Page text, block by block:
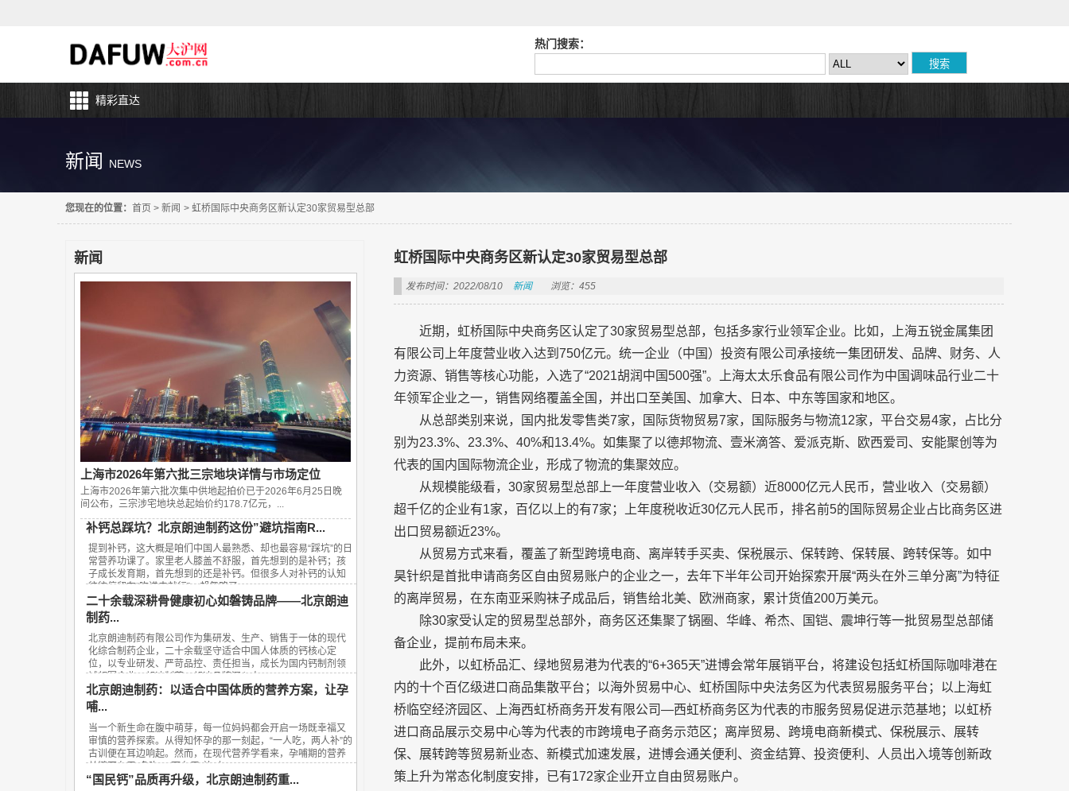
热门搜索：
精彩直达
新闻 NEWS
您现在的位置： 首页 > 新闻 > 虹桥国际中央商务区新认定30家贸易型总部
新闻
上海市2026年第六批三宗地块详情与市场定位
上海市2026年第六批次集中供地起拍价已于2026年6月25日晚
间公布，‌三宗涉宅地块总起始价约178.7亿元‌，...
补钙总踩坑？北京朗迪制药这份”避坑指南R...
提到补钙，这大概是咱们中国人最熟悉、却也最容易“踩坑”的日
常营养功课了。家里老人膝盖不舒服，首先想到的是补钙；孩
子成长发育期，首先想到的还是补钙。但很多人对补钙的认知
往往停留在“吃进去就行”，却忽略了...
二十余载深耕骨健康初心如磐铸品牌——北京朗迪
制药...
北京朗迪制药有限公司作为集研发、生产、销售于一体的现代
化综合制药企业，二十余载坚守适合中国人体质的钙核心定
位，以专业研发、严苛品控、责任担当，成长为国内钙制剂领
域领军企业，朗迪制药、朗迪品牌深入人...
北京朗迪制药：以适合中国体质的营养方案，让孕
哺...
当一个新生命在腹中萌芽，每一位妈妈都会开启一场既幸福又
审慎的营养探索。从得知怀孕的那一刻起，“一人吃，两人补”的
古训便在耳边响起。然而，在现代营养学看来，孕哺期的营养
关键不在于“多吃”，而在于“补对”。...
“国民钙”品质再升级，北京朗迪制药重...
虹桥国际中央商务区新认定30家贸易型总部
发布时间：2022/08/10 新闻 浏览：455
近期，虹桥国际中央商务区认定了30家贸易型总部，包括多家行业领军企业。比如，上海五锐金属集团
有限公司上年度营业收入达到750亿元。统一企业（中国）投资有限公司承接统一集团研发、品牌、财务、人
力资源、销售等核心功能，入选了“2021胡润中国500强”。上海太太乐食品有限公司作为中国调味品行业二十
年领军企业之一，销售网络覆盖全国，并出口至美国、加拿大、日本、中东等国家和地区。
从总部类别来说，国内批发零售类7家，国际货物贸易7家，国际服务与物流12家，平台交易4家，占比分
别为23.3%、23.3%、40%和13.4%。如集聚了以德邦物流、壹米滴答、爱派克斯、欧西爱司、安能聚创等为
代表的国内国际物流企业，形成了物流的集聚效应。
从规模能级看，30家贸易型总部上一年度营业收入（交易额）近8000亿元人民币，营业收入（交易额）
超千亿的企业有1家，百亿以上的有7家；上年度税收近30亿元人民币，排名前5的国际贸易企业占比商务区进
出口贸易额近23%。
从贸易方式来看，覆盖了新型跨境电商、离岸转手买卖、保税展示、保转跨、保转展、跨转保等。如中
昊针织是首批申请商务区自由贸易账户的企业之一，去年下半年公司开始探索开展“两头在外三单分离”为特征
的离岸贸易，在东南亚采购袜子成品后，销售给北美、欧洲商家，累计货值200万美元。
除30家受认定的贸易型总部外，商务区还集聚了锅圈、华峰、希杰、国铠、震坤行等一批贸易型总部储
备企业，提前布局未来。
此外，以虹桥品汇、绿地贸易港为代表的“6+365天”进博会常年展销平台，将建设包括虹桥国际咖啡港在
内的十个百亿级进口商品集散平台；以海外贸易中心、虹桥国际中央法务区为代表贸易服务平台；以上海虹
桥临空经济园区、上海西虹桥商务开发有限公司—西虹桥商务区为代表的市服务贸易促进示范基地；以虹桥
进口商品展示交易中心等为代表的市跨境电子商务示范区；离岸贸易、跨境电商新模式、保税展示、展转
保、展转跨等贸易新业态、新模式加速发展，进博会通关便利、资金结算、投资便利、人员出入境等创新政
策上升为常态化制度安排，已有172家企业开立自由贸易账户。